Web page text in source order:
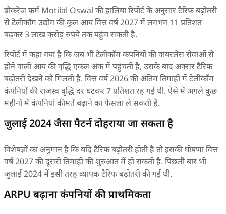
ब्रोकरेज फर्म Motilal Oswal की हालिया रिपोर्ट के अनुसार टैरिफ बढ़ोतरी
से टेलीकॉम उद्योग की कुल आय वित्त वर्ष 2027 में लगभग 11 प्रतिशत
बढ़कर 3 लाख करोड़ रुपये तक पहुंच सकती है.
रिपोर्ट में कहा गया है कि जब भी टेलीकॉम कंपनियों की वायरलेस सेवाओं से
होने वाली आय की वृद्धि एकल अंक में पहुंचती है, उसके बाद अक्सर टैरिफ
बढ़ोतरी देखने को मिलती है. वित्त वर्ष 2026 की अंतिम तिमाही में टेलीकॉम
कंपनियों की राजस्व वृद्धि दर घटकर 7 प्रतिशत रह गई थी. ऐसे में अगले कुछ
महीनों में कंपनियां कीमतें बढ़ाने का फैसला ले सकती हैं.
जुलाई 2024 जैसा पैटर्न दोहराया जा सकता है
विशेषज्ञों का अनुमान है कि यदि टैरिफ बढ़ोतरी होती है तो इसकी घोषणा वित्त
वर्ष 2027 की दूसरी तिमाही की शुरुआत में हो सकती है. पिछली बार भी
जुलाई 2024 में इसी तरह व्यापक टैरिफ बढ़ोतरी की गई थी.
ARPU बढ़ाना कंपनियों की प्राथमिकता